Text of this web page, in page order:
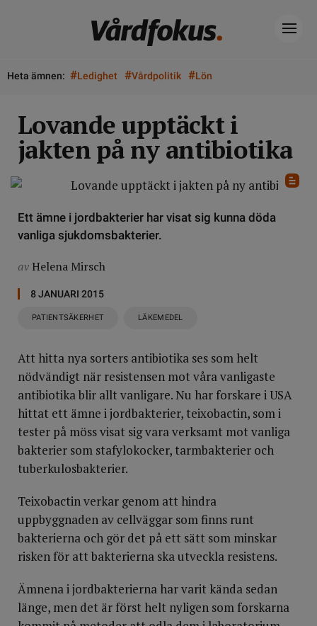
Heta ämnen: #Ledighet #Vårdpolitik #Lön
Lovande upptäckt i
jakten på ny antibiotika
Ett ämne i jordbakterier har visat sig kunna döda
vanliga sjukdomsbakterier.
av Helena Mirsch
8 JANUARI 2015
PATIENTSÄKERHET LÄKEMEDEL
Att hitta nya sorters antibiotika ses som helt
nödvändigt när resistensen mot våra vanligaste
antibiotika blir allt vanligare. Nu har forskare i USA
hittat ett ämne i jordbakterier, teixobactin, som i
tester på möss visat sig vara verksamt mot vanliga
bakterier som stafylokocker, tarmbakterier och
tuberkulosbakterier.
Teixobactin verkar genom att hindra
uppbyggnaden av cellväggar som finns runt
bakterierna och gör det på ett sätt som minskar
risken för att bakterierna ska utveckla resistens.
Ämnena i jordbakterierna har varit kända sedan
länge, men det är först helt nyligen som forskarna